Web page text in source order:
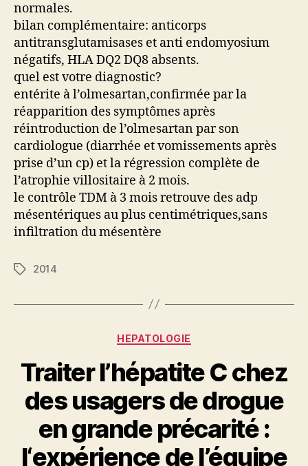
normales.
bilan complémentaire: anticorps
antitransglutamisases et anti endomyosium
négatifs, HLA DQ2 DQ8 absents.
quel est votre diagnostic?
entérite à l’olmesartan,confirmée par la
réapparition des symptômes après
réintroduction de l’olmesartan par son
cardiologue (diarrhée et vomissements après
prise d’un cp) et la régression complète de
l’atrophie villositaire à 2 mois.
le contrôle TDM à 3 mois retrouve des adp
mésentériques au plus centimétriques,sans
infiltration du mésentère
Étiquettes
2014
Catégories
HEPATOLOGIE
Traiter l’hépatite C chez
des usagers de drogue
en grande précarité :
l‘expérience de l’équipe